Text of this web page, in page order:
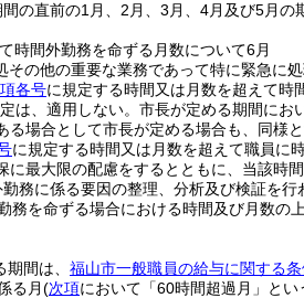
の直前の1月、2月、3月、4月及び5月
時間外勤務を命ずる月数について6月
その他の重要な業務であって特に緊急に
各号に規定する時間又は月数を超えて時
は、適用しない。 市長が定める期間にお
場合として市長が定める場合も、同様と
に規定する時間又は月数を超えて職員に
に最大限の配慮をするとともに、当該時
務に係る要因の整理、分析及び検証を行
務を命ずる場合における時間及び月数の
間は、 福山市一般職員の給与に関する条
る月(次項において「60時間超過月」とい